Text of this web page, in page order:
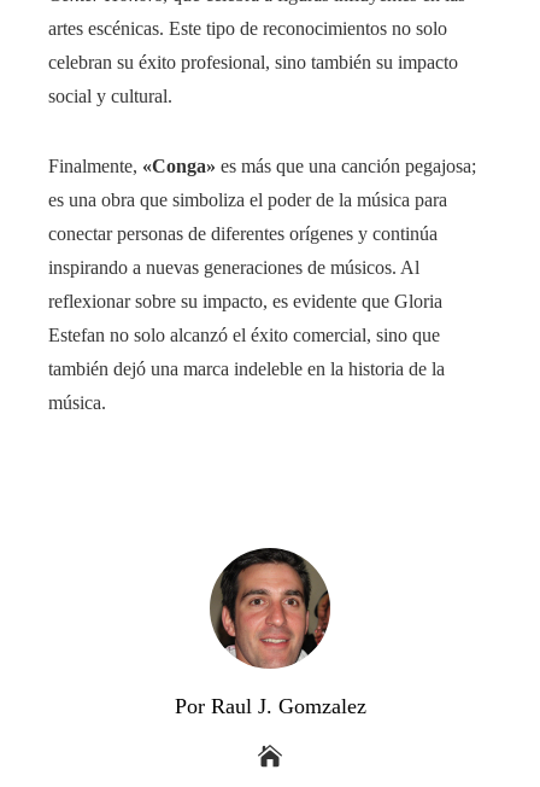
artes escénicas. Este tipo de reconocimientos no solo
celebran su éxito profesional, sino también su impacto
social y cultural.
Finalmente, «Conga» es más que una canción pegajosa;
es una obra que simboliza el poder de la música para
conectar personas de diferentes orígenes y continúa
inspirando a nuevas generaciones de músicos. Al
reflexionar sobre su impacto, es evidente que Gloria
Estefan no solo alcanzó el éxito comercial, sino que
también dejó una marca indeleble en la historia de la
música.
Por Raul J. Gomzalez